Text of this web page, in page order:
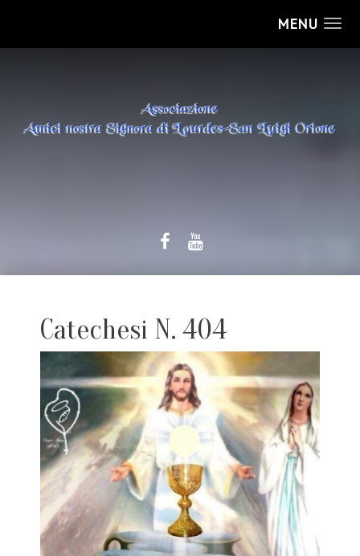
MENU
Catechesi N. 404